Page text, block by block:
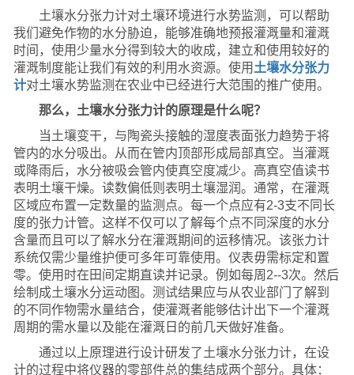
土壤水分张力计对土壤环境进行水势监测，可以帮助
我们避免作物的水分胁迫，能够准确地预报灌溉量和灌溉
时间，使用少量水分得到较大的收成，建立和使用较好的
灌溉制度能让我们有效的利用水资源。使用 土壤水分张力
计对土壤水势监测在农业中已经进行大范围的推广使用。
那么，土壤水分张力计的原理是什么呢？
当土壤变干，与陶瓷头接触的湿度表面张力趋势于将
管内的水分吸出。从而在管内顶部形成局部真空。当灌溉
或降雨后，水分被吸会管内使真空度减少。高真空值读书
表明土壤干燥。读数偏低则表明土壤湿润。通常，在灌溉
区域应布置一定数量的监测点。每一个点应有2-3支不同长
度的张力计管。这样不仅可以了解每个点不同深度的水分
含量而且可以了解水分在灌溉期间的运移情况。该张力计
系统仅需少量维护便可多年可靠使用。仪表毋需标定和置
零。使用时在田间定期直读并记录。例如每周2--3次。然后
绘制成土壤水分运动图。测试结果应与从农业部门了解到
的不同作物需水量结合，使灌溉者能够估计出下一个灌溉
周期的需水量以及能在灌溉日的前几天做好准备。
通过以上原理进行设计研发了土壤水分张力计，在设
计的过程中将仪器的零部件总的集结成两个部分。具体：